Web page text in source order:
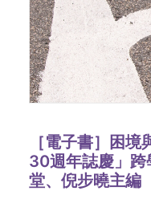
［電子書］困
30週年誌慶」跨
堂、倪步曉主編